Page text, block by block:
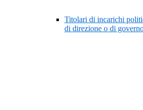
Titolari di incarichi
di direzione o di